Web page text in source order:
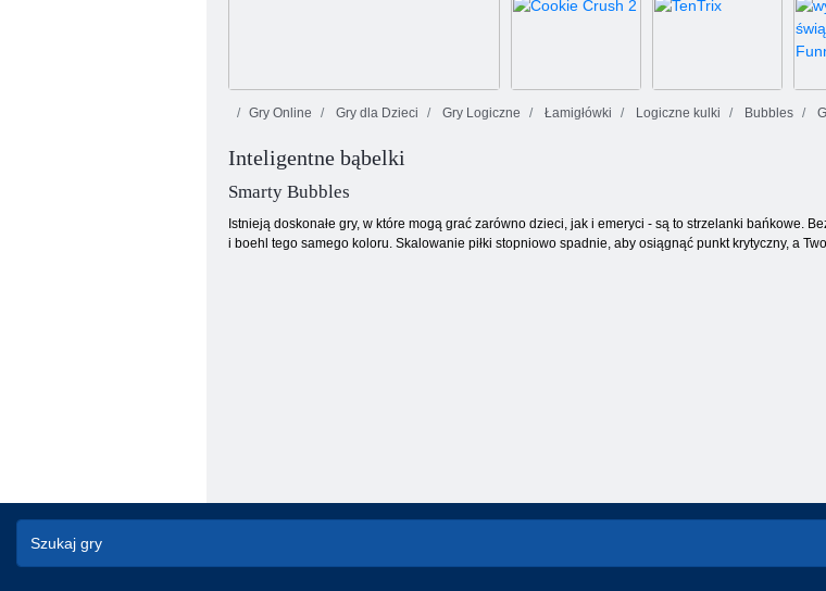
Gry Online Gry dla Dzieci Gry Logiczne Łamigłówki Logiczne kulki Bubbles
Inteligentne bąbelki
Smarty Bubbles
Istnieją doskonałe gry, w które mogą grać zarówno dzieci, jak i emeryci - są to strzelanki bańkowe.
i boehl tego samego koloru. Skalowanie piłki stopniowo spadnie, aby osiągnąć punkt krytyczny, a